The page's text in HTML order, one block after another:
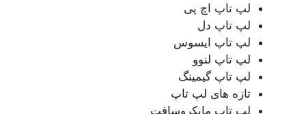
لپ تاپ اچ پی
لپ تاپ دل
لپ تاپ ایسوس
لپ تاپ لنوو
لپ تاپ گیمینگ
تازه های لپ تاپ
لپ تاپ مایکروسافت